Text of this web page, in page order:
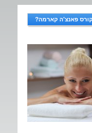
פאנצ'ה קארמה?